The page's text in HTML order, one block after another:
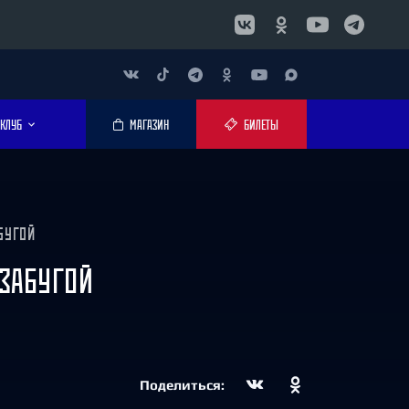
КЛУБ МАГАЗИН БИЛЕТЫ
Поделиться: